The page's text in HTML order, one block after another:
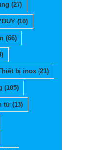
(27)
(18)
(66)
bị inox (21)
(105)
tử(13)